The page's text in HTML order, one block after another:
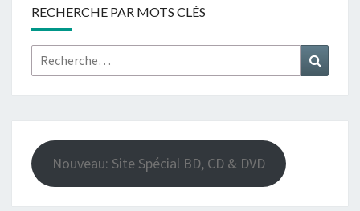
RECHERCHE PAR MOTS CLÉS
Rechercher :
Nouveau: Site Spécial BD, CD & DVD